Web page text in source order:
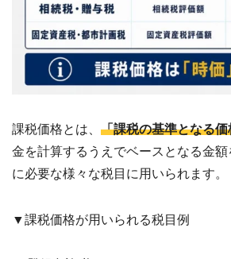
買
税
共
有
持
※
し
こ
業
課税価格とは、 「課税の基準となる価
金を計算するうえでベースとなる金
に必要な様々な税目に用いられます。
▼課税価格が用いられる税目例